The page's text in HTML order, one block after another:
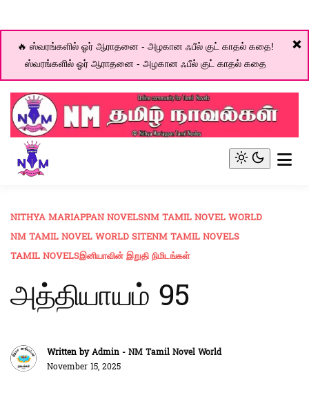
❌
🔥 ஸ்வரங்களில் ஓர் ஆராதனை - அழகான ஃபீல் குட் காதல் கதை!
ஸ்வரங்களில் ஓர் ஆராதனை - அழகான ஃபீல் குட் காதல் கதை
Skip
content
NM Tamil Novel WorldLight
to
NITHYA MARIAPPAN NOVELSNM TAMIL NOVEL WORLD
NM TAMIL NOVEL WORLD SITENM TAMIL NOVELS
TAMIL NOVELSஇனியாவின் இறுதி நிமிடங்கள்
அத்தியாயம் 95
Written byAdmin - NM Tamil Novel World
November 15, 2025